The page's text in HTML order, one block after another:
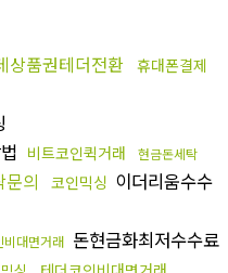
상품권테더전환 휴대폰결제
비트코인퀵거래
현금돈세탁
문의 코인믹싱 이더리움수수
비대면거래 돈현금화최저수수료